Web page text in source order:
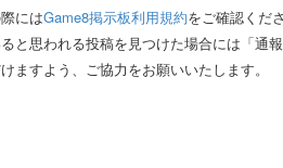
ゾーマ募集板
古代遺跡募集板
にはGame8掲示板利用規約をご確認くださ
と思われる投稿を見つけた場合には「通
ますよう、ご協力をお願いいたします。